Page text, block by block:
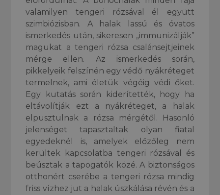
valamilyen tengeri rózsával él együtt
szimbiózisban. A halak lassú és óvatos
ismerkedés után, sikeresen „immunizálják”
magukat a tengeri rózsa csalánsejtjeinek
mérge ellen. Az ismerkedés során,
pikkelyeik felszínén egy védő nyákréteget
termelnek, ami életük végéig védi őket.
Egy kutatás során kiderítették, hogy ha
eltávolítják ezt a nyákréteget, a halak
elpusztulnak a rózsa mérgétől. Hasonló
jelenséget tapasztaltak olyan fiatal
egyedeknél is, amelyek előzőleg nem
kerültek kapcsolatba tengeri rózsával és
beúsztak a tapogatók közé. A biztonságos
otthonért cserébe a tengeri rózsa mindig
friss vízhez jut a halak úszkálása révén és a